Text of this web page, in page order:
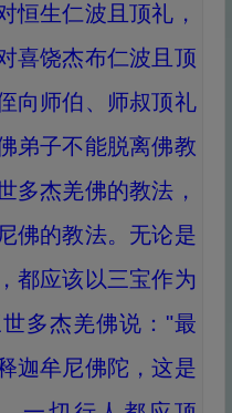
恒生仁波且顶礼，
喜饶杰布仁波且顶
向师伯、师叔顶礼
弟子不能脱离佛教
多杰羌佛的教法，
佛的教法。无论是
都应该以三宝作为
多杰羌佛说："最
迦牟尼佛陀，这是